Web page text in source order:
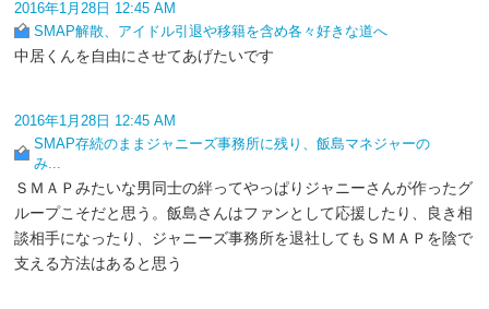
2016年1月28日 12:45 AM
SMAP解散、アイドル引退や移籍を含め各々好きな道へ
中居くんを自由にさせてあげたいです
2016年1月28日 12:45 AM
SMAP存続のままジャニーズ事務所に残り、飯島マネジャーの
み...
ＳＭＡＰみたいな男同士の絆ってやっぱりジャニーさんが作ったグ
ループこそだと思う。飯島さんはファンとして応援したり、良き相
談相手になったり、ジャニーズ事務所を退社してもＳＭＡＰを陰で
支える方法はあると思う